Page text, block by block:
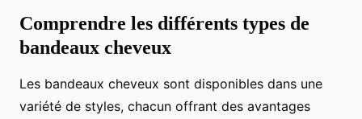
Comprendre les différents types de
bandeaux cheveux
Les bandeaux cheveux sont disponibles dans une
variété de styles, chacun offrant des avantages